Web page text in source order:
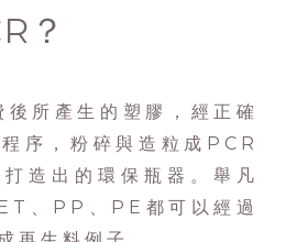
？
所產生的塑膠，經正確
序，粉碎與造粒成PCR
造出的環保瓶器。舉凡
、PP、PE都可以經過